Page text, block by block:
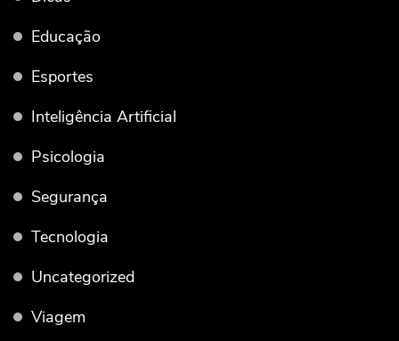
Educação
Esportes
Inteligência Artificial
Psicologia
Segurança
Tecnologia
Uncategorized
Viagem